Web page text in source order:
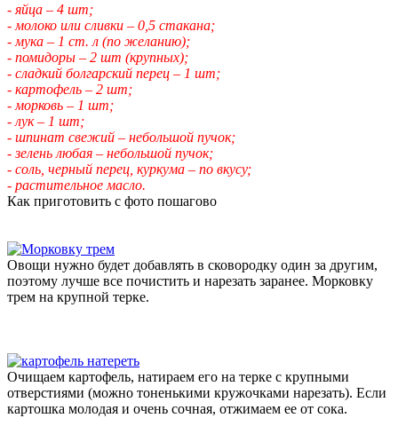
- яйца – 4 шт;
- молоко или сливки – 0,5 стакана;
- мука – 1 ст. л (по желанию);
- помидоры – 2 шт (крупных);
- сладкий болгарский перец – 1 шт;
- картофель – 2 шт;
- морковь – 1 шт;
- лук – 1 шт;
- шпинат свежий – небольшой пучок;
- зелень любая – небольшой пучок;
- соль, черный перец, куркума – по вкусу;
- растительное масло.
Как приготовить с фото пошагово
Овощи нужно будет добавлять в сковородку один за другим,
поэтому лучше все почистить и нарезать заранее. Морковку
трем на крупной терке.
Очищаем картофель, натираем его на терке с крупными
отверстиями (можно тоненькими кружочками нарезать). Если
картошка молодая и очень сочная, отжимаем ее от сока.